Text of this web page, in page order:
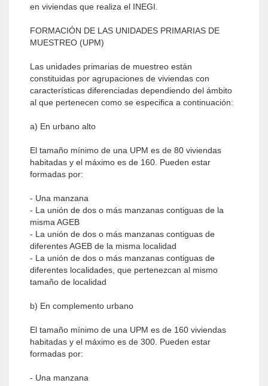
en viviendas que realiza el INEGI.
FORMACIÓN DE LAS UNIDADES PRIMARIAS DE
MUESTREO (UPM)
Las unidades primarias de muestreo están
constituidas por agrupaciones de viviendas con
características diferenciadas dependiendo del ámbito
al que pertenecen como se especifica a continuación:
a) En urbano alto
El tamaño mínimo de una UPM es de 80 viviendas
habitadas y el máximo es de 160. Pueden estar
formadas por:
- Una manzana
- La unión de dos o más manzanas contiguas de la
misma AGEB
- La unión de dos o más manzanas contiguas de
diferentes AGEB de la misma localidad
- La unión de dos o más manzanas contiguas de
diferentes localidades, que pertenezcan al mismo
tamaño de localidad
b) En complemento urbano
El tamaño mínimo de una UPM es de 160 viviendas
habitadas y el máximo es de 300. Pueden estar
formadas por:
- Una manzana